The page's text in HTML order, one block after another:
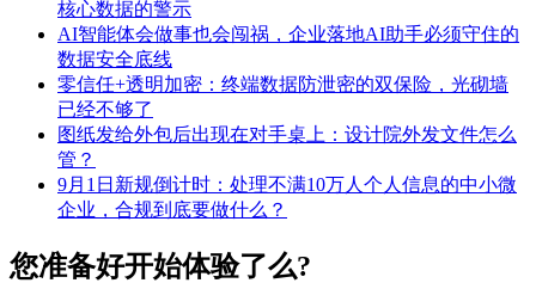
核心数据的警示
AI智能体会做事也会闯祸，企业落地AI助手必须守住的
数据安全底线
零信任+透明加密：终端数据防泄密的双保险，光砌墙
已经不够了
图纸发给外包后出现在对手桌上：设计院外发文件怎么
管？
9月1日新规倒计时：处理不满10万人个人信息的中小微
企业，合规到底要做什么？
您准备好开始体验了么?